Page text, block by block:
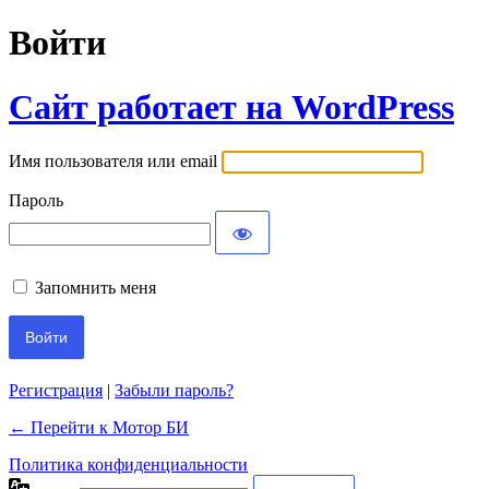
Войти
Сайт работает на WordPress
Имя пользователя или email
Пароль
Запомнить меня
Регистрация | Забыли пароль?
← Перейти к Мотор БИ
Политика конфиденциальности